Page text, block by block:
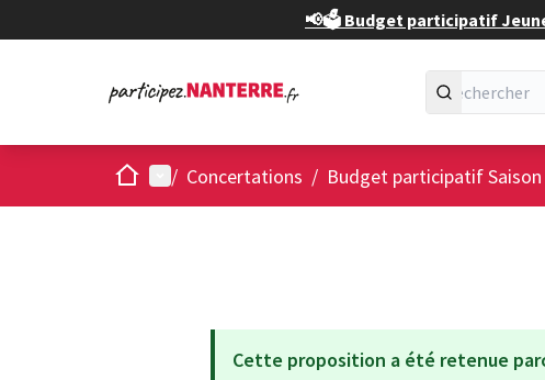
📢🗳️ Budget participatif
AccueilMenu principal
/ Concertations / Budget participatif Saison
Cette proposition a été retenue